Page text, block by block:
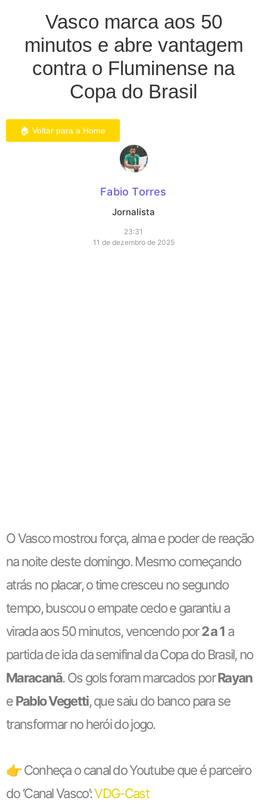
Vasco marca aos 50
minutos e abre vantagem
contra o Fluminense na
Copa do Brasil
🏠 Voltar para a Home
Fabio Torres
Jornalista
23:31
11 de dezembro de 2025
O Vasco mostrou força, alma e poder de reação
na noite deste domingo. Mesmo começando
atrás no placar, o time cresceu no segundo
tempo, buscou o empate cedo e garantiu a
virada aos 50 minutos, vencendo por2 a 1 a
partida de ida da semifinal da Copa do Brasil, no
Maracanã. Os gols foram marcados porRayan
ePablo Vegetti, que saiu do banco para se
transformar no herói do jogo.
👉 Conheça o canal do Youtube que é parceiro
do ‘Canal Vasco’:VDG-Cast